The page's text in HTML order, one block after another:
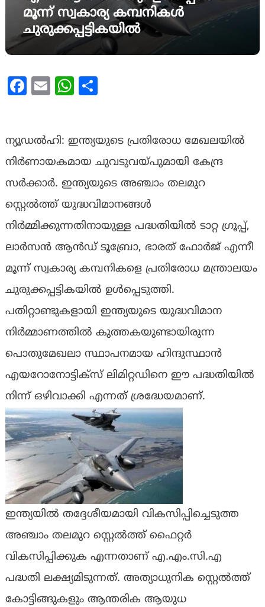
മൂന്ന് സ്വകാര്യ കമ്പനികൾ
ചുരുക്കപ്പട്ടികയിൽ
Facebook
Email WhatsApp
ന്യൂഡൽഹി: ഇന്ത്യയുടെ പ്രതിരോധ മേഖലയിൽ
നിർണായകമായ ചുവടുവയ്പുമായി കേന്ദ്ര
സർക്കാർ. ഇന്ത്യയുടെ അഞ്ചാം തലമുറ
സ്റ്റെൽത്ത് യുദ്ധവിമാനങ്ങൾ
നിർമ്മിക്കുന്നതിനായുള്ള പദ്ധതിയിൽ ടാറ്റ ഗ്രൂപ്പ്,
ലാർസൻ ആൻഡ് ടൂബ്രോ, ഭാരത് ഫോർജ് എന്നീ
മൂന്ന് സ്വകാര്യ കമ്പനികളെ പ്രതിരോധ മന്ത്രാലയം
ചുരുക്കപ്പട്ടികയിൽ ഉൾപ്പെടുത്തി.
പതിറ്റാണ്ടുകളായി ഇന്ത്യയുടെ യുദ്ധവിമാന
നിർമ്മാണത്തിൽ കുത്തകയുണ്ടായിരുന്ന
പൊതുമേഖലാ സ്ഥാപനമായ ഹിന്ദുസ്ഥാൻ
എയറോനോട്ടിക്സ് ലിമിറ്റഡിനെ ഈ പദ്ധതിയിൽ
നിന്ന് ഒഴിവാക്കി എന്നത് ശ്രദ്ധേയമാണ്.
ഇന്ത്യയിൽ തദ്ദേശീയമായി വികസിപ്പിച്ചെടുത്ത
അഞ്ചാം തലമുറ സ്റ്റെൽത്ത് ഫൈറ്റർ
വികസിപ്പിക്കുക എന്നതാണ് എ.എം.സി.എ
പദ്ധതി ലക്ഷ്യമിടുന്നത്. അത്യാധുനിക സ്റ്റെൽത്ത്
കോട്ടിങ്ങുകളും ആന്തരിക ആയുധ